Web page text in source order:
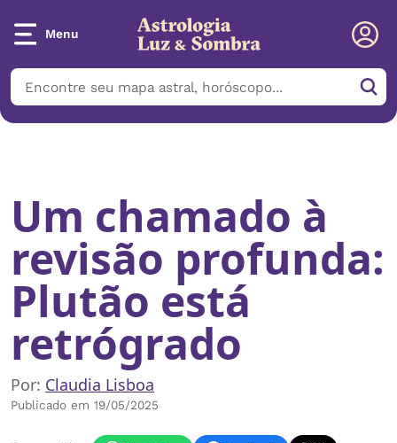
Menu
Início/Notícias/Um chamado à revisão profunda: Plutão está
Um chamado à
revisão profunda:
Plutão está
retrógrado
Por: Claudia Lisboa
Publicado em 19/05/2025